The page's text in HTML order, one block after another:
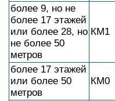
более 9, но не
более 17 этажей
или более 28, но
не более 50
метров
КМ1
более 17 этажей
или более 50
метров
КМ0